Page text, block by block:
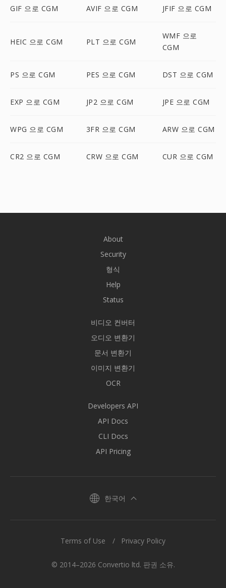
GIF 으로 CGM AVIF 으로 CGM JFIF 으로 CGM
HEIC 으로 CGM PLT 으로 CGM
WMF 으로
CGM
PS 으로 CGM PES 으로 CGM DST 으로 CGM
EXP 으로 CGM JP2 으로 CGM JPE 으로 CGM
WPG 으로 CGM 3FR 으로 CGM ARW 으로 CGM
CR2 으로 CGM CRW 으로 CGM CUR 으로 CGM
About
Security
형식
Help
Status
비디오 컨버터
오디오 변환기
문서 변환기
이미지 변환기
OCR
Developers API
API Docs
CLI Docs
API Pricing
한국어
© 2014–2026 Convertio ltd. 판권 소유.
Terms of Use Privacy Policy